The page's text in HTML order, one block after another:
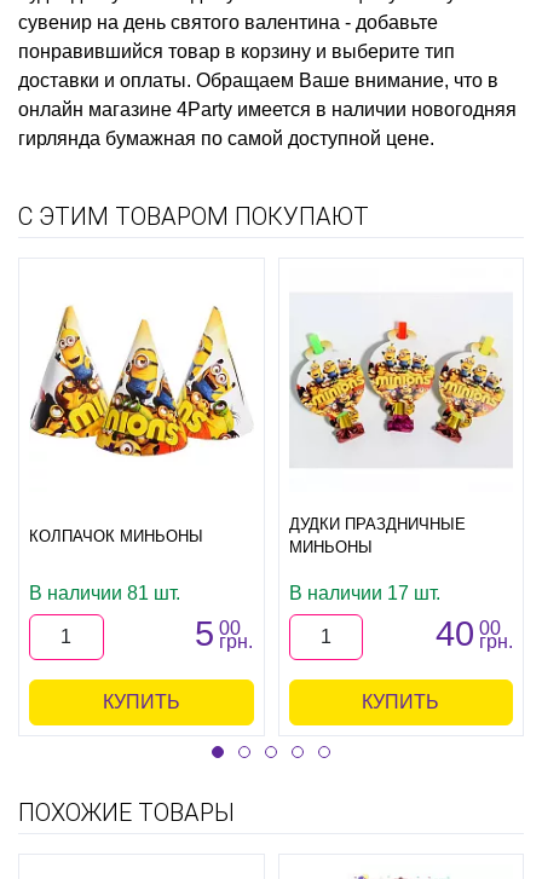
сувенир на день святого валентина - добавьте
понравившийся товар в корзину и выберите тип
доставки и оплаты. Обращаем Ваше внимание, что в
онлайн магазине 4Party имеется в наличии новогодняя
гирлянда бумажная по самой доступной цене.
С ЭТИМ ТОВАРОМ ПОКУПАЮТ
КОЛПАЧОК МИНЬОНЫ
В наличии 81 шт.
5 00
грн.
КУПИТЬ
ДУДКИ ПРАЗДНИЧНЫЕ
МИНЬОНЫ
В наличии 17 шт.
40 00
грн.
КУПИТЬ
ПОХОЖИЕ ТОВАРЫ